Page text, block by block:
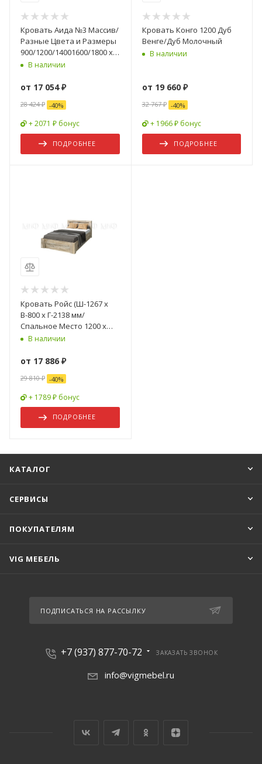
Кровать Аида №3 Массив/
Разные Цвета и Размеры
900/1200/14001600/1800 х
2000 мм
В наличии
от 17 054 ₽
28 424 ₽ -40%
+ 2071 ₽ бонус
ПОДРОБНЕЕ
Кровать Конго 1200 Дуб
Венге/Дуб Молочный
В наличии
от 19 660 ₽
32 767 ₽ -40%
+ 1966 ₽ бонус
ПОДРОБНЕЕ
Кровать Ройс (Ш-1267 x
В-800 x Г-2138 мм/
Спальное Место 1200 x
2000 мм) Дуб Юкон/Бетон
В наличии
от 17 886 ₽
29 810 ₽ -40%
+ 1789 ₽ бонус
ПОДРОБНЕЕ
КАТАЛОГ
СЕРВИСЫ
ПОКУПАТЕЛЯМ
VIG МЕБЕЛЬ
ПОДПИСАТЬСЯ НА РАССЫЛКУ
+7 (937) 877-70-72 ЗАКАЗАТЬ ЗВОНОК
info@vigmebel.ru